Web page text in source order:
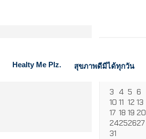
Healty Me Plz. สุขภาพดีมีได้ทุกวัน
จ. อ. พ.
3 4 5 6
10 11 12 13
17 18 19 20
24252627
31